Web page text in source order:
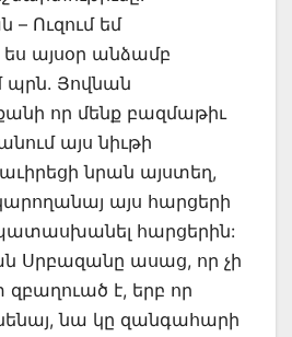
– Ուզում եմ
ես այսօր անձամբ
պրն. Յովնան
որ մենք բազմաթիւ
այս նիւթի
նրան այստեղ,
այս հարցերի
պատասխանել հարցերին:
Սրբազանը ասաց, որ չի
է, երբ որ
նա կը զանգահարի